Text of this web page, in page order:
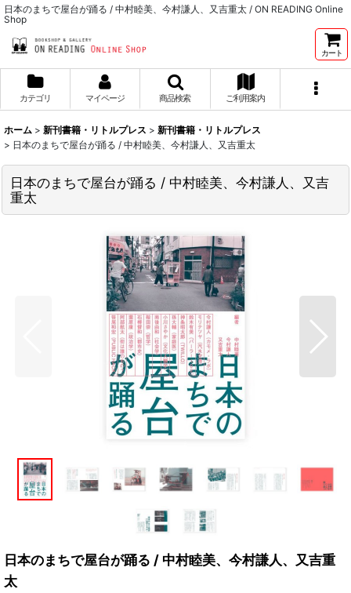
日本のまちで屋台が踊る / 中村睦美、今村謙人、又吉重太 / ON READING Online
Shop
カート
カテゴリ マイページ 商品検索 ご利用案内
ホーム > 新刊書籍・リトルプレス > 新刊書籍・リトルプレス
> 日本のまちで屋台が踊る / 中村睦美、今村謙人、又吉重太
日本のまちで屋台が踊る / 中村睦美、今村謙人、又吉
重太
日本のまちで屋台が踊る / 中村睦美、今村謙人、又吉重
太